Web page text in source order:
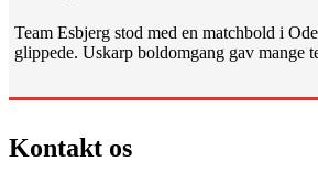
Team Esbjerg stod med en matchbold i
glippede. Uskarp boldomgang gav mange
Kontakt os